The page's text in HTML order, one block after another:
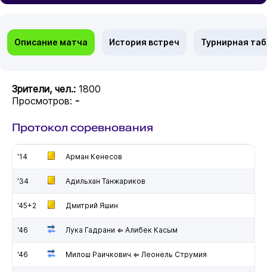
Описание матча История встреч Турнирная
Зрители, чел.: 1800
Просмотров: -
Протокол соревнования
'14 Арман Кенесов
'34 Адильхан Танжариков
'45+2 Дмитрий Яшин
'46 Лука Гадрани ⇐ Алибек Касым
'46 Милош Раичкович ⇐ Леонель Струмия